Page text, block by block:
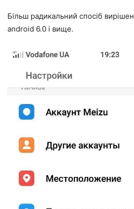
Більш радикальний спосіб
android 6.0 і вище.